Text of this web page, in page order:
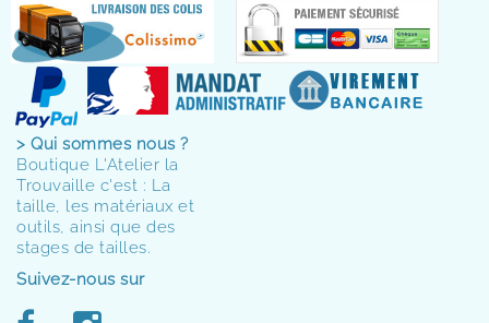
> Qui sommes nous ?
Boutique L'Atelier la
Trouvaille c'est : La
taille, les matériaux et
outils, ainsi que des
stages de tailles.
Suivez-nous sur